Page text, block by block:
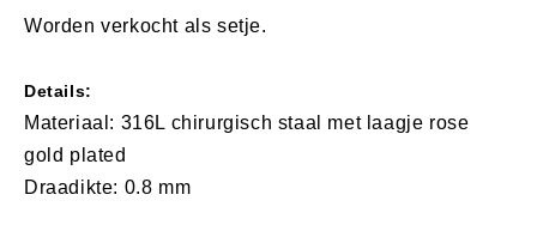
Worden verkocht als setje.
Details:
Materiaal: 316L chirurgisch staal met laagje rose
gold plated
Draadikte: 0.8 mm